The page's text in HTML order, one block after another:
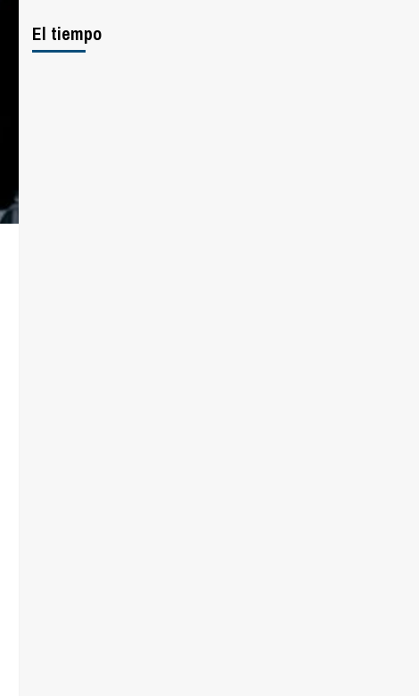
El tiempo